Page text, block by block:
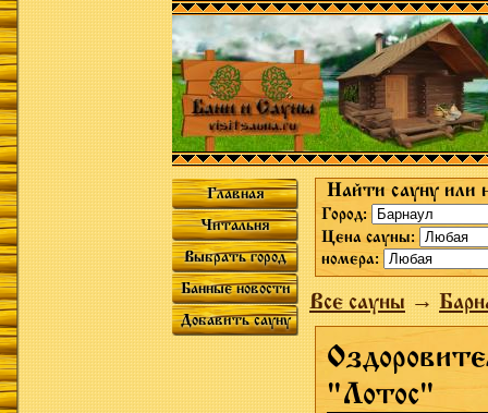
Главная
Читальня
Выбрать город
Банные новости
Добавить сауну
Найти сауну или
Город:
Цена сауны:
номера:
Все сауны→
"Лотос"